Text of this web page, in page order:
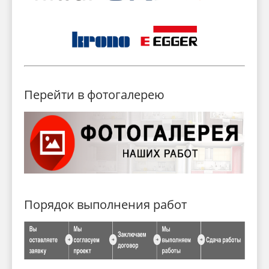
Перейти в фотогалерею
Порядок выполнения работ